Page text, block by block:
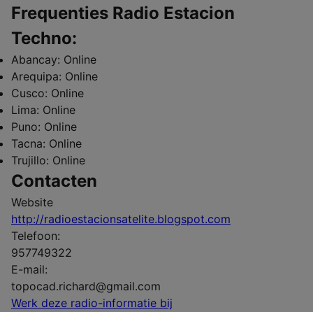
Frequenties Radio Estacion
Techno:
Abancay: Online
Arequipa: Online
Cusco: Online
Lima: Online
Puno: Online
Tacna: Online
Trujillo: Online
Contacten
Website
http://radioestacionsatelite.blogspot.com
Telefoon:
957749322
E-mail:
topocad.richard@gmail.com
Werk deze radio-informatie bij